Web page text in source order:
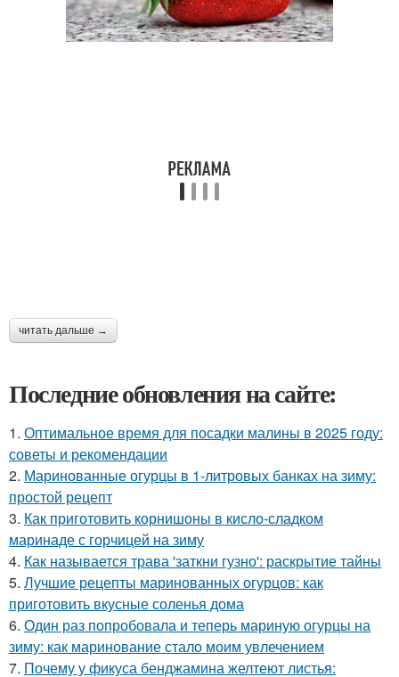
читать дальше →
Последние обновления на сайте:
1. Оптимальное время для посадки малины в 2025 году:
советы и рекомендации
2. Маринованные огурцы в 1-литровых банках на зиму:
простой рецепт
3. Как приготовить корнишоны в кисло-сладком
маринаде с горчицей на зиму
4. Как называется трава 'заткни гузно': раскрытие тайны
5. Лучшие рецепты маринованных огурцов: как
приготовить вкусные соленья дома
6. Один раз попробовала и теперь мариную огурцы на
зиму: как маринование стало моим увлечением
7. Почему у фикуса бенджамина желтеют листья: